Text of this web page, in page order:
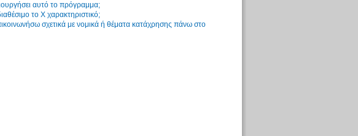
αυτό το πρόγραμμα;
διαθέσιμο το Χ χαρακτηριστικό;
σχετικά με νομικά ή θέματα κατάχρησης πάνω στο